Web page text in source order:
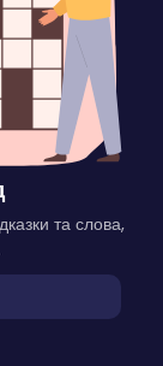
та слова,